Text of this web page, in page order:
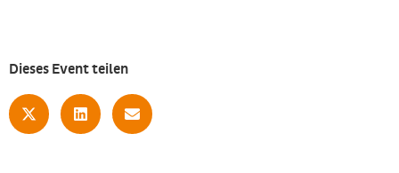
Dieses Event teilen